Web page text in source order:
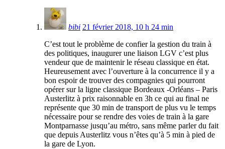
bibi 21 février 2018, 10 h 24 min
C’est tout le problème de confier la gestion du train à
des politiques, inaugurer une liaison LGV c’est plus
vendeur que de maintenir le réseau classique en état.
Heureusement avec l’ouverture à la concurrence il y a
bon espoir de trouver des compagnies qui pourront
opérer sur la ligne classique Bordeaux -Orléans – Paris
Austerlitz à prix raisonnable en 3h ce qui au final ne
représente que 30 min de transport de plus vu le temps
nécessaire pour se rendre des voies de train à la gare
Montparnasse jusqu’au métro, sans même parler du fait
que depuis Austerlitz vous n’êtes qu’à 5 min à pied de
la gare de Lyon.